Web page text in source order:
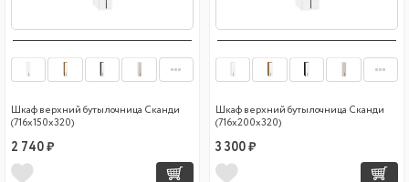
Шкаф верхний бутылочница Сканди
(716х150х320)
2 740 ₽
Шкаф верхний бутылочница Сканди
(716х200х320)
3 300 ₽